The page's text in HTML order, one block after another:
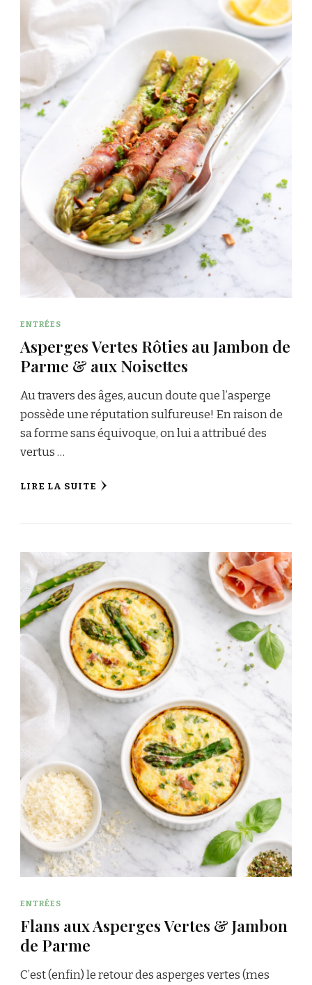
ENTRÉES
Asperges Vertes Rôties au Jambon de
Parme & aux Noisettes
Au travers des âges, aucun doute que l’asperge
possède une réputation sulfureuse! En raison de
sa forme sans équivoque, on lui a attribué des
vertus …
LIRE LA SUITE
ENTRÉES
Flans aux Asperges Vertes & Jambon
de Parme
C’est (enfin) le retour des asperges vertes (mes